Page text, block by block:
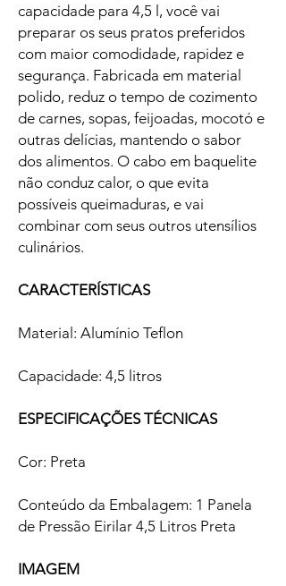
capacidade para 4,5 l, você vai
preparar os seus pratos preferidos
com maior comodidade, rapidez e
segurança. Fabricada em material
polido, reduz o tempo de cozimento
de carnes, sopas, feijoadas, mocotó e
outras delícias, mantendo o sabor
dos alimentos. O cabo em baquelite
não conduz calor, o que evita
possíveis queimaduras, e vai
combinar com seus outros utensílios
culinários.
CARACTERÍSTICAS
Material: Alumínio Teflon
Capacidade: 4,5 litros
ESPECIFICAÇÕES TÉCNICAS
Cor: Preta
Conteúdo da Embalagem: 1 Panela
de Pressão Eirilar 4,5 Litros Preta
IMAGEM